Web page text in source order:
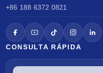
+86 188 6372 0821
CONSULTA RÁPIDA